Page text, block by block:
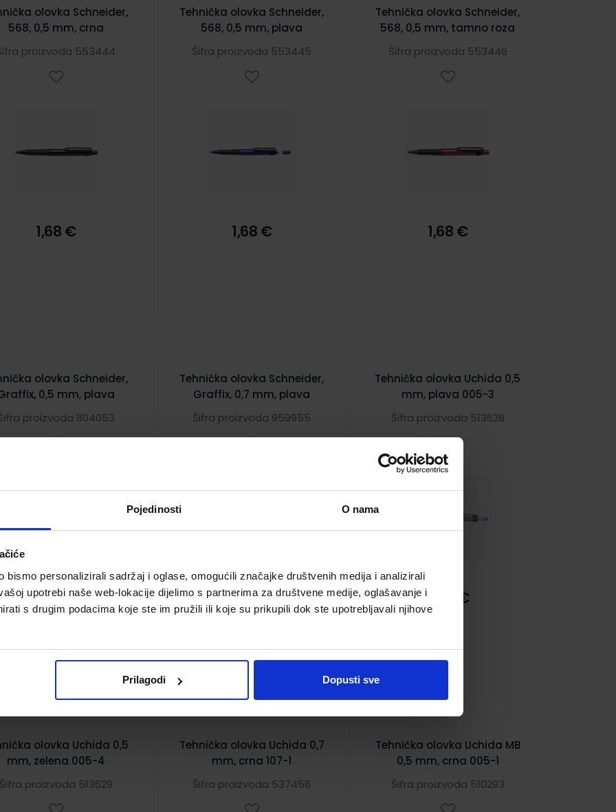
Pojedinosti O nama
bismo personalizirali sadržaj i oglase, omogućili značajke društvenih medija i analizirali
upotrebi naše web-lokacije dijelimo s partnerima za društvene medije, oglašavanje i
s drugim podacima koje ste im pružili ili koje su prikupili dok ste upotrebljavali njihove
Prilagodi Dopusti sve
olovka Schneider,
568, 0,5 mm, crna
proizvoda 553444
1,68 €
Tehnička olovka Schneider,
568, 0,5 mm, plava
Šifra proizvoda 553445
1,68 €
Tehnička olovka Schneider,
568, 0,5 mm, tamno roza
Šifra proizvoda 553446
1,68 €
olovka Schneider,
0,5 mm, plava
proizvoda 804053
4,45 €
Tehnička olovka Schneider,
Graffix, 0,7 mm, plava
Šifra proizvoda 959955
4,45 €
Tehnička olovka Uchida 0,5
mm, plava 005-3
Šifra proizvoda 513628
0,60 €
olovka Uchida 0,5
mm, zelena 005-4
proizvoda 513629
Tehnička olovka Uchida 0,7
mm, crna 107-1
Šifra proizvoda 537456
Tehnička olovka Uchida MB
0,5 mm, crna 005-1
Šifra proizvoda 510293